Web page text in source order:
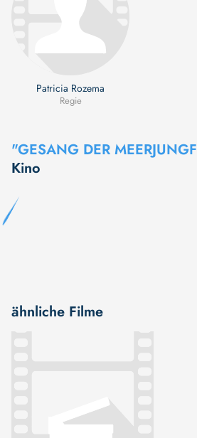
Patricia Rozema
Regie
"GESANG DER
Kino
ähnliche Filme